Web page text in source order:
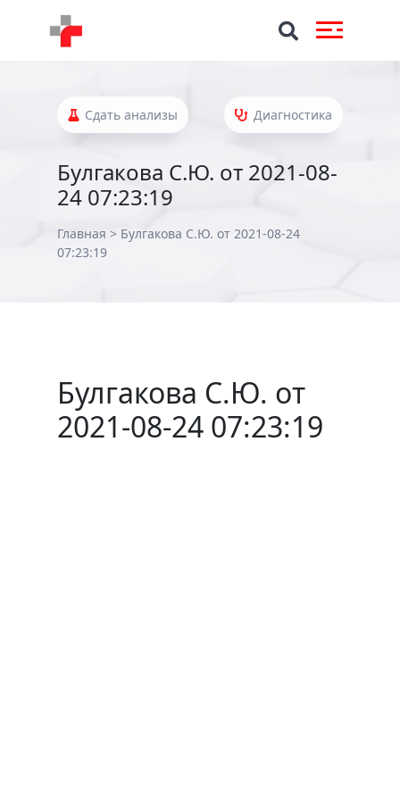
Сдать анализы Диагностика
Булгакова С.Ю. от 2021-08-
24 07:23:19
Главная > Булгакова С.Ю. от 2021-08-24
07:23:19
Булгакова С.Ю. от
2021-08-24 07:23:19